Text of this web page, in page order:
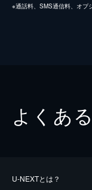
※通話料、SMS通信料、オプ
よくあ
U-NEXTとは？